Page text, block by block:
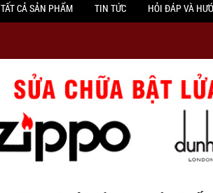
TẤT CẢ SẢN PHẨM TIN TỨC HỎI ĐÁP VÀ